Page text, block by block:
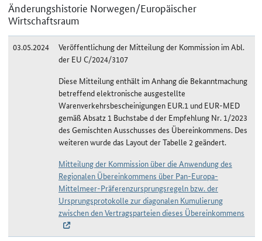
Änderungshistorie Norwegen/Europäischer
Wirtschaftsraum
03.05.2024
Veröffentlichung der Mitteilung der Kommission im Abl.
der EU C/2024/3107
Diese Mitteilung enthält im Anhang die Bekanntmachung
betreffend elektronische ausgestellte
Warenverkehrsbescheinigungen EUR.1 und EUR-MED
gemäß Absatz 1 Buchstabe d der Empfehlung Nr. 1/2023
des Gemischten Ausschusses des Übereinkommens. Des
weiteren wurde das Layout der Tabelle 2 geändert.
Mitteilung der Kommission über die Anwendung des
Regionalen Übereinkommens über Pan-Europa-
Mittelmeer-Präferenzursprungsregeln bzw. der
Ursprungsprotokolle zur diagonalen Kumulierung
zwischen den Vertragsparteien dieses Übereinkommens